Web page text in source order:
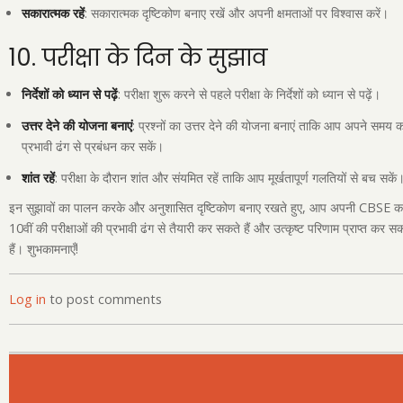
सकारात्मक रहें: सकारात्मक दृष्टिकोण बनाए रखें और अपनी क्षमताओं पर विश्वास करें।
10. परीक्षा के दिन के सुझाव
निर्देशों को ध्यान से पढ़ें: परीक्षा शुरू करने से पहले परीक्षा के निर्देशों को ध्यान से पढ़ें।
उत्तर देने की योजना बनाएं: प्रश्नों का उत्तर देने की योजना बनाएं ताकि आप अपने समय
प्रभावी ढंग से प्रबंधन कर सकें।
शांत रहें: परीक्षा के दौरान शांत और संयमित रहें ताकि आप मूर्खतापूर्ण गलतियों से बच
इन सुझावों का पालन करके और अनुशासित दृष्टिकोण बनाए रखते हुए, आप अपनी CBSE
10वीं की परीक्षाओं की प्रभावी ढंग से तैयारी कर सकते हैं और उत्कृष्ट परिणाम प्राप्त कर
हैं। शुभकामनाएँ!
Log in to post comments